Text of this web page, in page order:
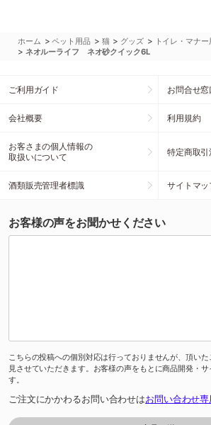
ホーム >ペット用品 > 猫 > グッズ > トイレ・マナー
> ネオルーライフ ネオ砂クイック6L
ご利用ガイド お問合せ窓
会社概要 利用規約
お客さまの個人情報の
取扱いについて
特定商取
酒類販売管理者標識 サイトマッ
お客様の声をお聞かせください
こちらの投稿への個別対応は行っておりませんが、頂い
見させていただきます。お客様の声をもとに商品開発・
す。
ご注文にかかわるお問い合わせはお問い合わせ